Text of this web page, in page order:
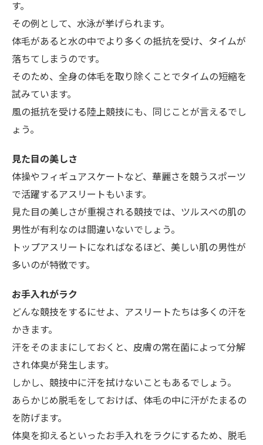
す。
その例として、水泳が挙げられます。
体毛があると水の中でより多くの抵抗を受け、タイムが
落ちてしまうのです。
そのため、全身の体毛を取り除くことでタイムの短縮を
試みています。
風の抵抗を受ける陸上競技にも、同じことが言えるでし
ょう。
見た目の美しさ
体操やフィギュアスケートなど、華麗さを競うスポーツ
で活躍するアスリートもいます。
見た目の美しさが重視される競技では、ツルスベの肌の
男性が有利なのは間違いないでしょう。
トップアスリートになればなるほど、美しい肌の男性が
多いのが特徴です。
お手入れがラク
どんな競技をするにせよ、アスリートたちは多くの汗を
かきます。
汗をそのままにしておくと、皮膚の常在菌によって分解
され体臭が発生します。
しかし、競技中に汗を拭けないこともあるでしょう。
あらかじめ脱毛をしておけば、体毛の中に汗がたまるの
を防げます。
体臭を抑えるといったお手入れをラクにするため、脱毛